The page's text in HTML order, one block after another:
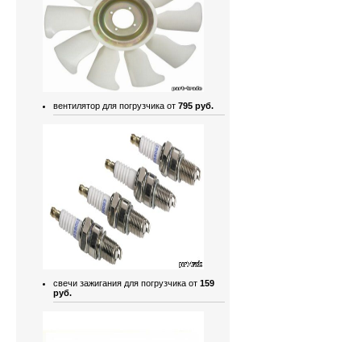
вентилятор для погрузчика от 795 руб.
свечи зажигания для погрузчика от 159
руб.